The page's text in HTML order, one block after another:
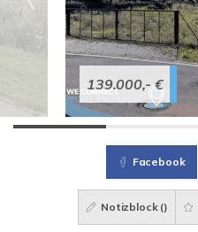
139.000,- €
Facebook
Notizblock ()